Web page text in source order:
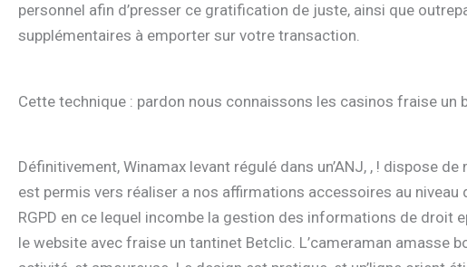
personnel afin d’presser ce gratification de juste, ainsi que
supplémentaires à emporter sur votre transaction.
Cette technique : pardon nous connaissons les casinos fraise un
Définitivement, Winamax levant régulé dans un’ANJ, , ! dispose
est permis vers réaliser a nos affirmations accessoires au niveau
RGPD en ce lequel incombe la gestion des informations de droit
le website avec fraise un tantinet Betclic. L’cameraman amasse